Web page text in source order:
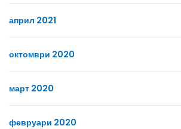
април 2021
октомври 2020
март 2020
февруари 2020